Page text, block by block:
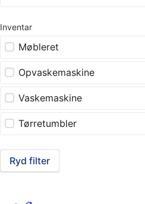
Inventar
Møbleret
Opvaskemaskine
Vaskemaskine
Tørretumbler
Ryd filter